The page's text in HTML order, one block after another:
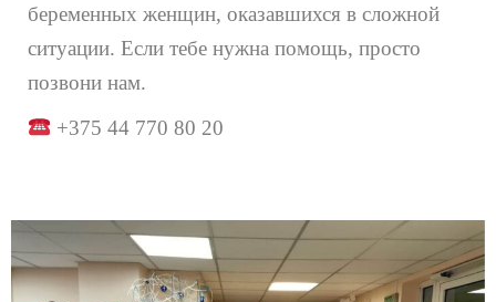
беременных женщин, оказавшихся в сложной
ситуации. Если тебе нужна помощь, просто
позвони нам.
+375 44 770 80 20